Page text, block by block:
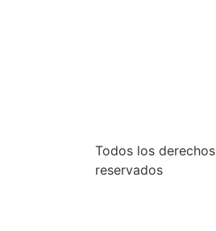
Todos los derechos
reservados